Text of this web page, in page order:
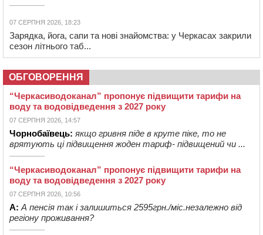
07 СЕРПНЯ 2026, 18:23
Зарядка, йога, сапи та нові знайомства: у Черкасах закрили
сезон літнього таб...
ОБГОВОРЕННЯ
“Черкасиводоканал” пропонує підвищити тарифи на
воду та водовідведення з 2027 року
07 СЕРПНЯ 2026, 14:57
Чорнобаївець: якщо гривня піде в круте піке, то не
врятують ці підвищення жоден тариф- підвищений чи ...
“Черкасиводоканал” пропонує підвищити тарифи на
воду та водовідведення з 2027 року
07 СЕРПНЯ 2026, 10:56
А: А пенсія так і залишиться 2595грн./міс.незалежно від
регіону проживання?